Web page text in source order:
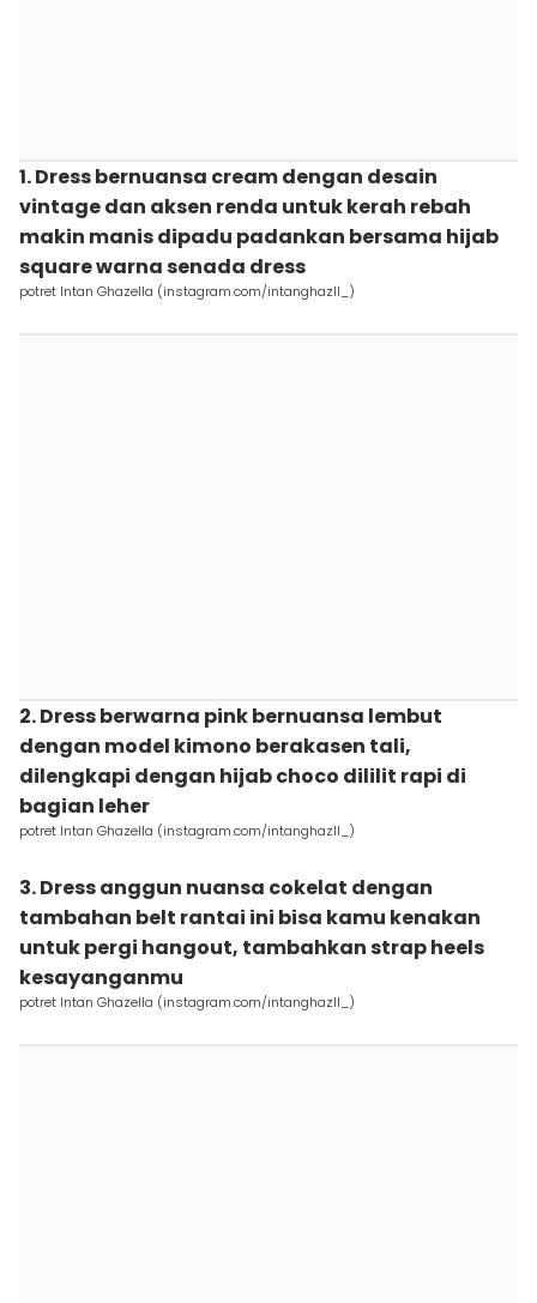
1. Dress bernuansa cream dengan desain
vintage dan aksen renda untuk kerah rebah
makin manis dipadu padankan bersama hijab
square warna senada dress
potret Intan Ghazella (instagram.com/intanghazll_)
2. Dress berwarna pink bernuansa lembut
dengan model kimono berakasen tali,
dilengkapi dengan hijab choco dililit rapi di
bagian leher
potret Intan Ghazella (instagram.com/intanghazll_)
3. Dress anggun nuansa cokelat dengan
tambahan belt rantai ini bisa kamu kenakan
untuk pergi hangout, tambahkan strap heels
kesayanganmu
potret Intan Ghazella (instagram.com/intanghazll_)